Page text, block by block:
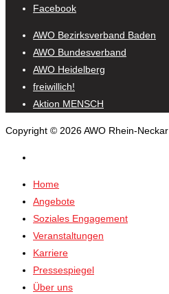
Facebook
AWO Bezirksverband Baden
AWO Bundesverband
AWO Heidelberg
freiwillich!
Aktion MENSCH
Copyright © 2026 AWO Rhein-Neckar
Home
Angebote
Soziales Engagement
Veranstaltungen
Karriere
Pressespiegel
Über uns